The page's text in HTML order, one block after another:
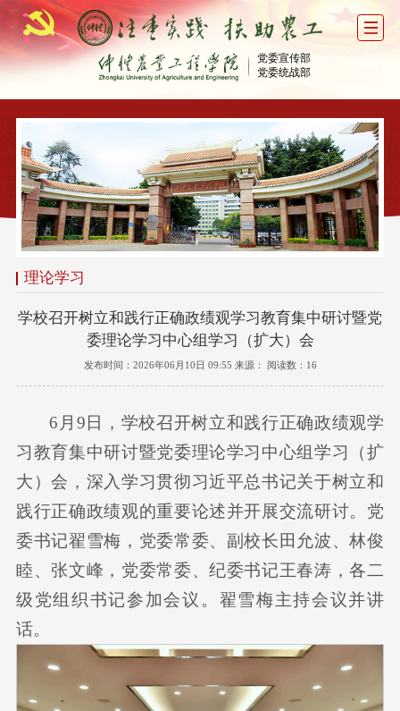
党委宣传部
党委统战部
理论学习
学校召开树立和践行正确政绩观学习教育集中研讨暨党
委理论学习中心组学习（扩大）会
发布时间：2026年06月10日 09:55 来源： 阅读数： 16
6月9日，学校召开树立和践行正确政绩观学
习教育集中研讨暨党委理论学习中心组学习（扩
大）会，深入学习贯彻习近平总书记关于树立和
践行正确政绩观的重要论述并开展交流研讨。党
委书记翟雪梅，党委常委、副校长田允波、林俊
睦、张文峰，党委常委、纪委书记王春涛，各二
级党组织书记参加会议。翟雪梅主持会议并讲
话。